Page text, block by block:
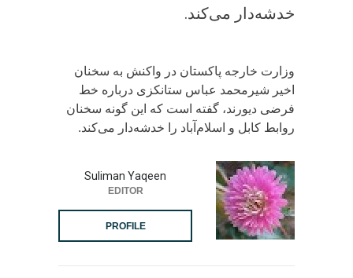
خدشه‌دار می‌کند.
وزارت خارجه پاکستان در واکنش به سخنان
اخیر شیرمحمد عباس ستانکزی درباره خط
فرضی دیورند، گفته است که این گونه سخنان
روابط کابل و اسلام‌آباد را خدشه‌دار می‌کند.
Suliman Yaqeen
EDITOR
PROFILE